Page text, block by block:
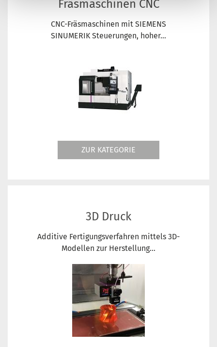
Fräsmaschinen CNC
CNC-Fräsmaschinen mit SIEMENS
SINUMERIK Steuerungen, hoher...
ZUR KATEGORIE
3D Druck
Additive Fertigungsverfahren mittels 3D-
Modellen zur Herstellung...